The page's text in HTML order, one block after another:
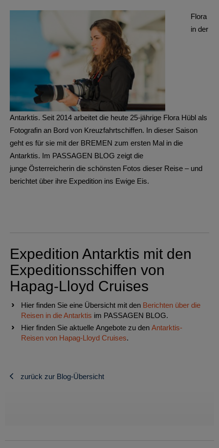
Flora
in der
Antarktis. Seit 2014 arbeitet die heute 25-jährige Flora Hübl als
Fotografin an Bord von Kreuzfahrtschiffen. In dieser Saison
geht es für sie mit der BREMEN zum ersten Mal in die
Antarktis. Im PASSAGEN BLOG zeigt die
junge Österreicherin die schönsten Fotos dieser Reise – und
berichtet über ihre Expedition ins Ewige Eis.
Expedition Antarktis mit den
Expeditionsschiffen von
Hapag-Lloyd Cruises
Hier finden Sie eine Übersicht mit den Berichten über die
Reisen in die Antarktis im PASSAGEN BLOG.
Hier finden Sie aktuelle Angebote zu den Antarktis-
Reisen von Hapag-Lloyd Cruises.
zurück zur Blog-Übersicht